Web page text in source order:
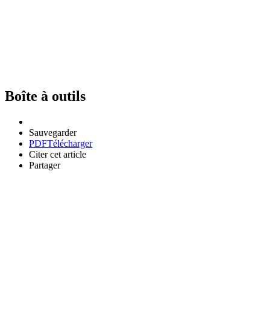
Boîte à outils
Sauvegarder
PDFTélécharger
Citer cet article
Partager